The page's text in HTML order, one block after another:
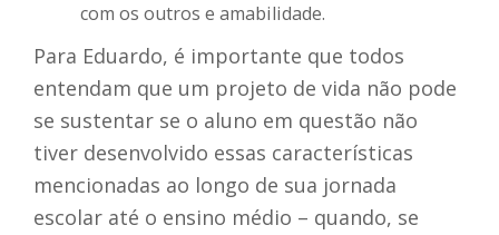
com os outros e amabilidade.
Para Eduardo, é importante que todos
entendam que um projeto de vida não pode
se sustentar se o aluno em questão não
tiver desenvolvido essas características
mencionadas ao longo de sua jornada
escolar até o ensino médio – quando, se